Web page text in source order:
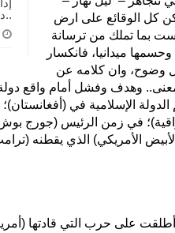
كل الوقائع على ارض
بما تملك من ترسانة
ميدانيا، فانكسار
وضوح، وان كلامه عن
وهدف وفشل أمام واقع
الإسلامية في
في زمن الرئيس (جورج بوش
الأمريكي) الذي يقطنه
على حرب التي قادتها